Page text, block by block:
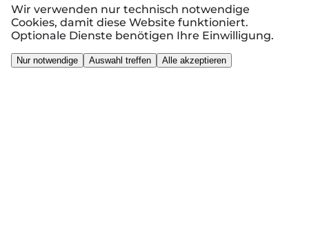
Wir verwenden nur technisch notwendige
Cookies, damit diese Website funktioniert.
Optionale Dienste benötigen Ihre Einwilligung.
Nur notwendige Auswahl treffen Alle akzeptieren